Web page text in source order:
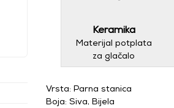
Keramika
Materijal potplata
za glačalo
Vrsta: Parna stanica
Boja: Siva, Bijela